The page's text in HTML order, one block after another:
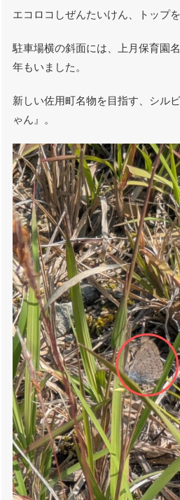
エコロコしぜんたいけん、トップ
駐車場横の斜面には、上月保育園
年もいました。
新しい佐用町名物を目指す、シル
ゃん』。